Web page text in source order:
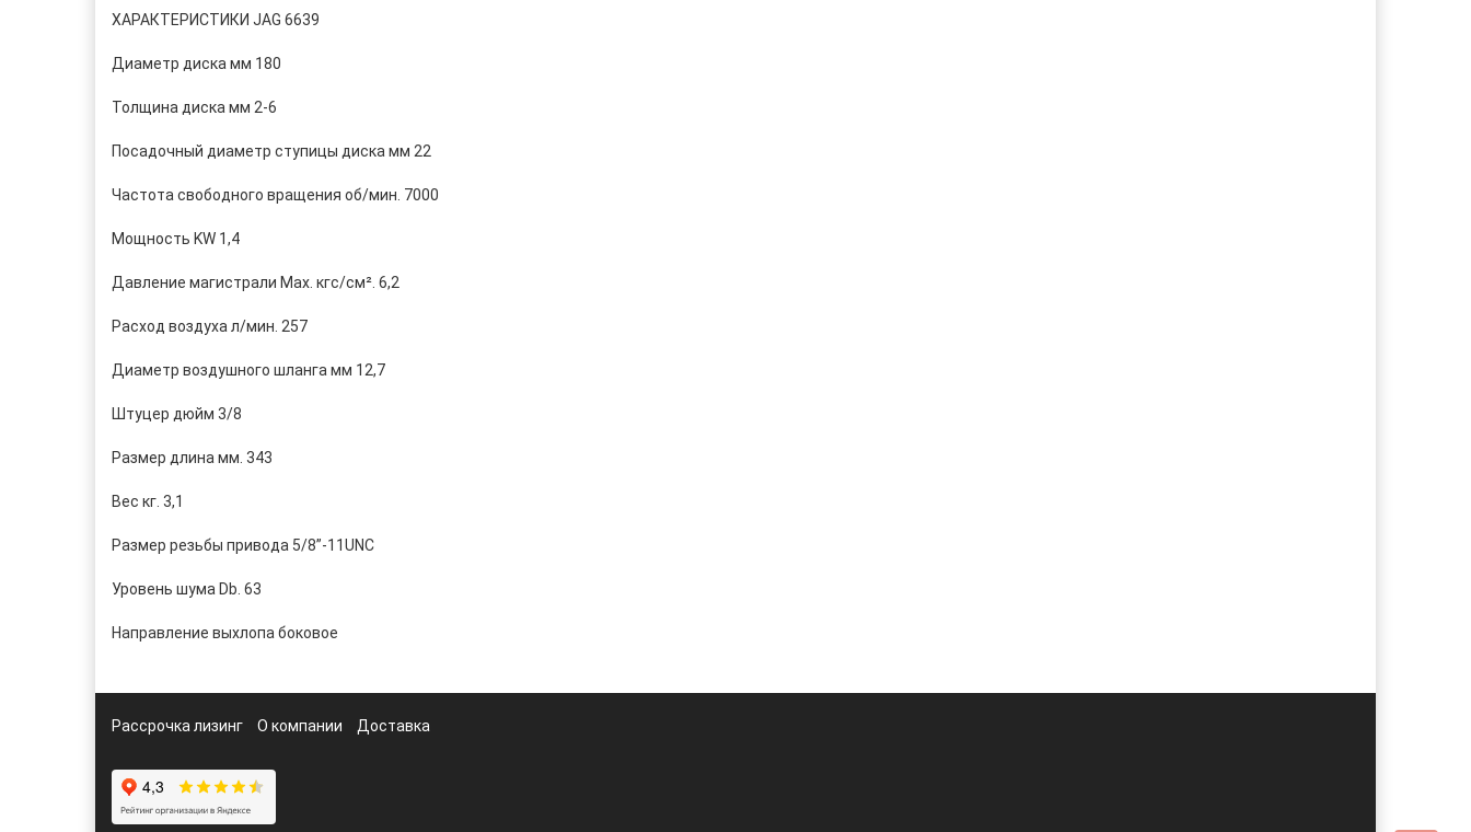
ХАРАКТЕРИСТИКИ JAG 6639
Диаметр диска мм 180
Толщина диска мм 2-6
Посадочный диаметр ступицы диска мм 22
Частота свободного вращения об/мин. 7000
Мощность KW 1,4
Давление магистрали Мах. кгс/см². 6,2
Расход воздуха л/мин. 257
Диаметр воздушного шланга мм 12,7
Штуцер дюйм 3/8
Размер длина мм. 343
Вес кг. 3,1
Размер резьбы привода 5/8”-11UNC
Уровень шума Db. 63
Направление выхлопа боковое
Рассрочка лизинг О компании Доставка